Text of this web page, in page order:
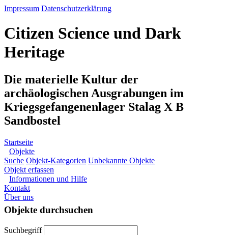
Impressum Datenschutzerklärung
Citizen Science und Dark
Heritage
Die materielle Kultur der
archäologischen Ausgrabungen im
Kriegsgefangenenlager Stalag X B
Sandbostel
Startseite
Objekte
Suche Objekt-Kategorien Unbekannte Objekte
Objekt erfassen
Informationen und Hilfe
Kontakt
Über uns
Objekte durchsuchen
Suchbegriff